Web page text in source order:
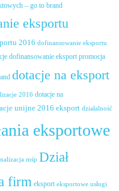
– go to brand
eksportu
2016 dofinansowanie eksportu
dofinansowanie eksport promocja
dotacje na eksport
2016 dotacje na
unijne 2016 eksport działalność
eksportowe
mśp Dział
firm eksport eksportowe usługi